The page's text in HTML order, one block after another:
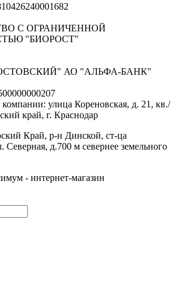
С ОГРАНИЧЕННОЙ
"БИОРОСТ"
АО "АЛЬФА-БАНК"
улица Кореновская, д. 21, кв./
край, г. Краснодар
Край, р-н Динской, ст-ца
Северная, д.700 м севернее земельного
- интернет-магазин